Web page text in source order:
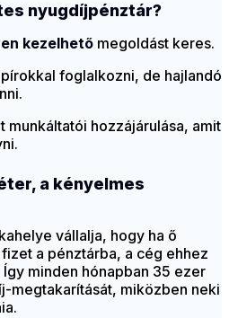
nyugdíjpénztár?
kezelhető megoldást keres.
foglalkozni, de hajlandó
munkáltatói hozzájárulása, amit
a kényelmes
vállalja, hogy ha ő
a pénztárba, a cég ehhez
minden hónapban 35 ezer
megtakarítását, miközben neki